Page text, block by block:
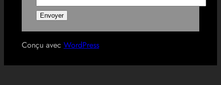
Conçu avec WordPress